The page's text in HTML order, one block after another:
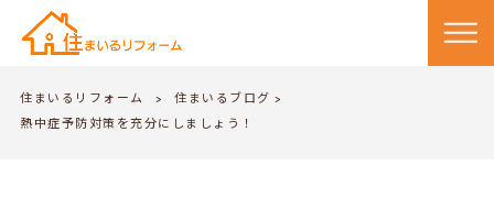
住まいるリフォーム > 住まいるブログ >
熱中症予防対策を充分にしましょう！